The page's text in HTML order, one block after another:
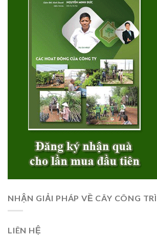
NHẬN GIẢI PHÁP VỀ CÂY CÔNG
LIÊN HỆ